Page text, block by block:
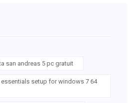
san andreas 5 pc gratuit
setup for windows 7 64